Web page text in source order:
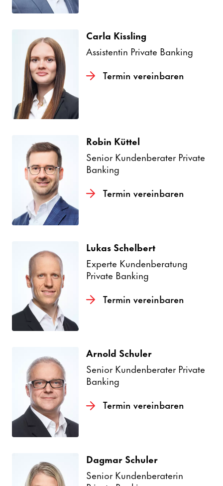
Carla Kiss­ling
Assis­tentin Private Banking
Termin verein­baren
Robin Küttel
Senior Kunden­be­rater Private
Banking
Termin verein­baren
Lukas Schel­bert
Experte Kunden­be­ra­tung
Private Banking
Termin verein­baren
Arnold Schuler
Senior Kunden­be­rater Private
Banking
Termin verein­baren
Dagmar Schuler
Senior Kunden­be­ra­terin